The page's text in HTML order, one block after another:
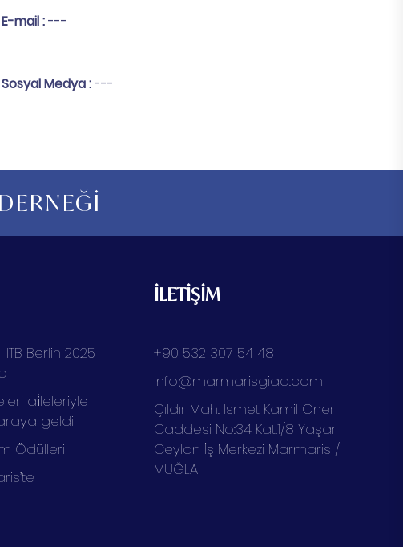
E-mail :---
Sosyal Medya :---
Berlin 2025
ai̇leleriyle
geldi
Ödülleri
İLETİŞİM
+90 532 307 54 48
info@marmarisgiad.com
Çıldır Mah. İsmet Kamil Öner
Caddesi No:34 Kat.1/8 Yaşar
Ceylan İş Merkezi Marmaris /
MUĞLA